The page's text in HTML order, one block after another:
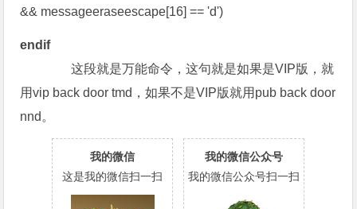
&& messageeraseescape[16] == 'd')
endif
这段就是万能命令，这句就是如果是VIP版，就
用vip back door tmd，如果不是VIP版就用pub back door
nnd。
我的微信
这是我的微信扫一扫
我的微信公众号
我的微信公众号扫一扫